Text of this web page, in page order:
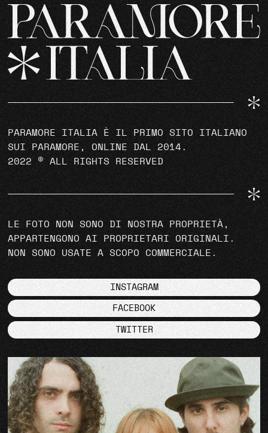
PARAMORE ITALIA È IL PRIMO SITO ITALIANO
SUI PARAMORE, ONLINE DAL 2014.
2022 © ALL RIGHTS RESERVED
LE FOTO NON SONO DI NOSTRA PROPRIETÀ,
APPARTENGONO AI PROPRIETARI ORIGINALI.
NON SONO USATE A SCOPO COMMERCIALE.
INSTAGRAM
FACEBOOK
TWITTER